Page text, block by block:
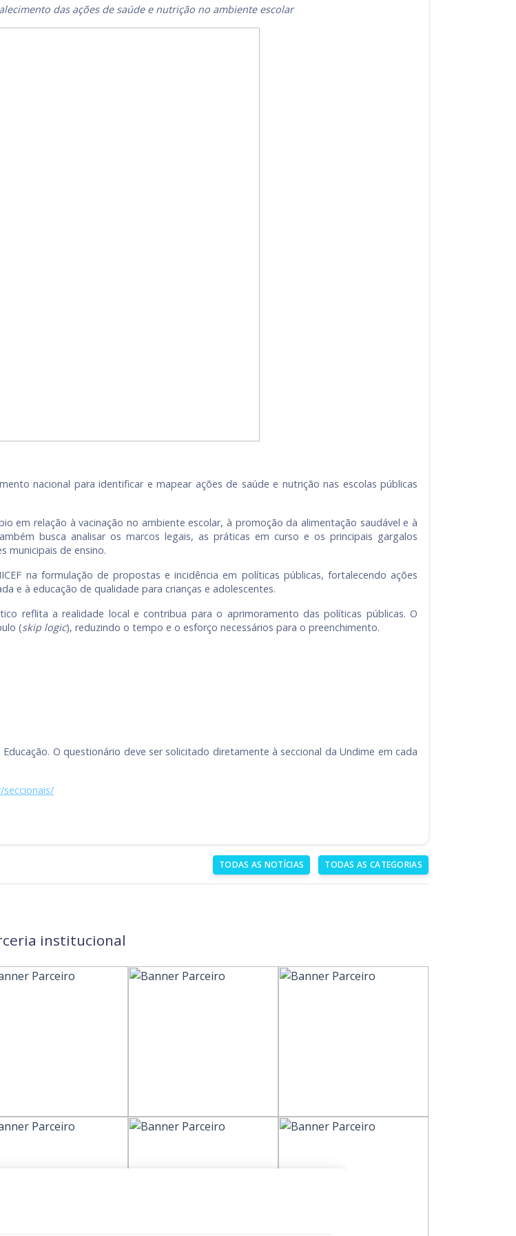
das ações de saúde e nutrição no ambiente escolar
nacional para identificar e mapear ações de saúde e nutrição nas escolas públicas
em relação à vacinação no ambiente escolar, à promoção da alimentação saudável e à
busca analisar os marcos legais, as práticas em curso e os principais gargalos
municipais de ensino.
na formulação de propostas e incidência em políticas públicas, fortalecendo ações
e à educação de qualidade para crianças e adolescentes.
reflita a realidade local e contribua para o aprimoramento das políticas públicas. O
(skip logic), reduzindo o tempo e o esforço necessários para o preenchimento.
O questionário deve ser solicitado diretamente à seccional da Undime em cada
TODAS AS NOTÍCIAS TODAS AS CATEGORIAS
institucional